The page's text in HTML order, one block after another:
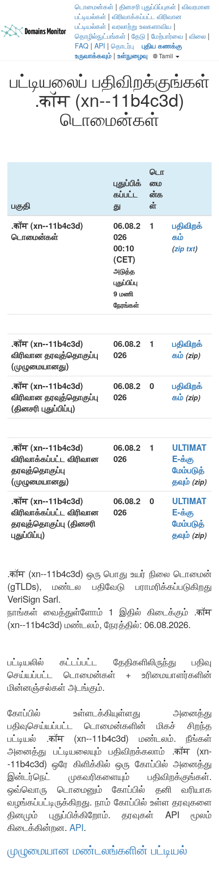
டொமைன்கள் | தினசரி புதுப்பிப்புகள் | விவரமான
பட்டியல்கள் | விரிவாக்கப்பட்ட விரிவான
பட்டியல்கள் | வரலாற்று உலகளாவிய |
தொழில்நுட்பங்கள் | தேடு | மேற்பார்வை | விலை |
FAQ | API | தொடர்பு
புதிய கணக்கு
உருவாக்கவும் | உள்நுழைவு Tamil
பட்டியலைப் பதிவிறக்குங்கள்
.कॉम (xn--11b4c3d)
டொமைன்கள்
பகுதி
புதுப்பிக்
கப்பட்ட
து
டொ
மை
ன்க
ள்
.कॉम (xn--11b4c3d)
டொமைன்கள்
06.08.2
026
00:10
(CET)
அடுத்த
புதுப்பிப்பு
9 மணி
நேரங்கள்
1
பதிவிறக்
கம்
(zip txt)
.कॉम (xn--11b4c3d)
விரிவான தரவுத்தொகுப்பு
(முழுமையானது)
06.08.2
026
1
பதிவிறக்
கம் (zip)
.कॉम (xn--11b4c3d)
விரிவான தரவுத்தொகுப்பு
(தினசரி புதுப்பிப்பு)
06.08.2
026
0
பதிவிறக்
கம் (zip)
.कॉम (xn--11b4c3d)
விரிவாக்கப்பட்ட விரிவான
தரவுத்தொகுப்பு
(முழுமையானது)
06.08.2
026
1
ULTIMAT
E-க்கு
மேம்படுத்
தவும் (zip)
.कॉम (xn--11b4c3d)
விரிவாக்கப்பட்ட விரிவான
தரவுத்தொகுப்பு (தினசரி
புதுப்பிப்பு)
06.08.2
026
0
ULTIMAT
E-க்கு
மேம்படுத்
தவும் (zip)
.कॉम (xn--11b4c3d) ஒரு பொது உயர் நிலை டொமைன்
(gTLDs), மண்டல பதிவேடு பராமரிக்கப்படுகிறது
VeriSign Sarl.
நாங்கள் வைத்துள்ளோம் 1 இதில் கிடைக்கும் .कॉम
(xn--11b4c3d) மண்டலம், நேரத்தில்: 06.08.2026.
பட்டியலில் கட்டப்பட்ட தேதிகளிலிருந்து பதிவு
செய்யப்பட்ட டொமைன்கள் + உரிமையாளர்களின்
மின்னஞ்சல்கள் அடங்கும்.
கோப்பில் உள்ளடக்கியுள்ளது அனைத்து
பதிவுசெய்யப்பட்ட டொமைன்களின் மிகச் சிறந்த
பட்டியல் .कॉम (xn--11b4c3d) மண்டலம். நீங்கள்
அனைத்து பட்டியலையும் பதிவிறக்கலாம் .कॉम (xn-
-11b4c3d) ஒரே கிளிக்கில் ஒரு கோப்பில் அனைத்து
இன்டர்நெட் முகவரிகளையும் பதிவிறக்குங்கள்.
ஒவ்வொரு டொமைனும் கோப்பில் தனி வரியாக
வழங்கப்பட்டிருக்கிறது. நாம் கோப்பில் உள்ள தரவுகளை
தினமும் புதுப்பிக்கிறோம். தரவுகள் API மூலம்
கிடைக்கின்றன. API.
முழுமையான மண்டலங்களின் பட்டியல்